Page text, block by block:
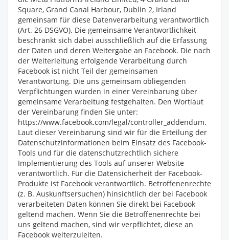
Square, Grand Canal Harbour, Dublin 2, Irland
gemeinsam für diese Datenverarbeitung verantwortlich
(Art. 26 DSGVO). Die gemeinsame Verantwortlichkeit
beschränkt sich dabei ausschließlich auf die Erfassung
der Daten und deren Weitergabe an Facebook. Die nach
der Weiterleitung erfolgende Verarbeitung durch
Facebook ist nicht Teil der gemeinsamen
Verantwortung. Die uns gemeinsam obliegenden
Verpflichtungen wurden in einer Vereinbarung über
gemeinsame Verarbeitung festgehalten. Den Wortlaut
der Vereinbarung finden Sie unter:
https://www.facebook.com/legal/controller_addendum.
Laut dieser Vereinbarung sind wir für die Erteilung der
Datenschutzinformationen beim Einsatz des Facebook-
Tools und für die datenschutzrechtlich sichere
Implementierung des Tools auf unserer Website
verantwortlich. Für die Datensicherheit der Facebook-
Produkte ist Facebook verantwortlich. Betroffenenrechte
(z. B. Auskunftsersuchen) hinsichtlich der bei Facebook
verarbeiteten Daten können Sie direkt bei Facebook
geltend machen. Wenn Sie die Betroffenenrechte bei
uns geltend machen, sind wir verpflichtet, diese an
Facebook weiterzuleiten.